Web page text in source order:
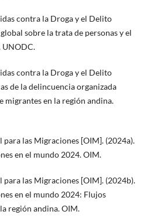
contra la Droga y el Delito
sobre la trata de personas y el
contra la Droga y el Delito
de la delincuencia organizada
migrantes en la región andina.
las Migraciones [OIM]. (2024a).
en el mundo 2024. OIM.
las Migraciones [OIM]. (2024b).
en el mundo 2024: Flujos
región andina. OIM.